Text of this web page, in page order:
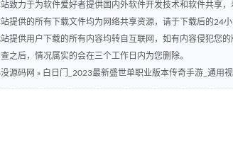
致力于为软件爱好者提供国内外软件开发技术和软件共享，
提供的所有下载文件均为网络共享资源，请于下载后的24
提供用户下载的所有内容均转自互联网，如有内容侵犯您
查之后，情况属实的会在三个工作日内为您删除。
源码网 » 白日门_2023最新盛世单职业版本传奇手游_通用